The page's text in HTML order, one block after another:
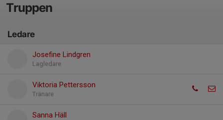
Truppen
Ledare
Josefine Lindgren
Lagledare
Viktoria Pettersson
Tränare
Sanna Häll